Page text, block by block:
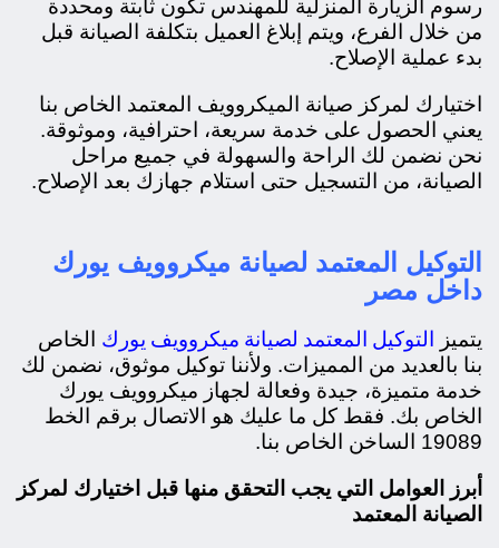
رسوم الزيارة المنزلية للمهندس تكون ثابتة ومحددة
من خلال الفرع، ويتم إبلاغ العميل بتكلفة الصيانة قبل
بدء عملية الإصلاح.
اختيارك لمركز صيانة الميكروويف المعتمد الخاص بنا
يعني الحصول على خدمة سريعة، احترافية، وموثوقة.
نحن نضمن لك الراحة والسهولة في جميع مراحل
الصيانة، من التسجيل حتى استلام جهازك بعد الإصلاح.
التوكيل المعتمد لصيانة ميكروويف يورك
داخل مصر
يتميز التوكيل المعتمد لصيانة ميكروويف يورك الخاص
بنا بالعديد من المميزات. ولأننا توكيل موثوق، نضمن لك
خدمة متميزة، جيدة وفعالة لجهاز ميكروويف يورك
الخاص بك. فقط كل ما عليك هو الاتصال برقم الخط
19089 الساخن الخاص بنا.
أبرز العوامل التي يجب التحقق منها قبل اختيارك لمركز
الصيانة المعتمد